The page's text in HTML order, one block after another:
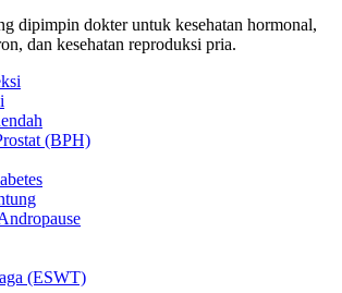
dipimpin dokter untuk kesehatan hormonal,
dan kesehatan reproduksi pria.
(BPH)
(ESWT)